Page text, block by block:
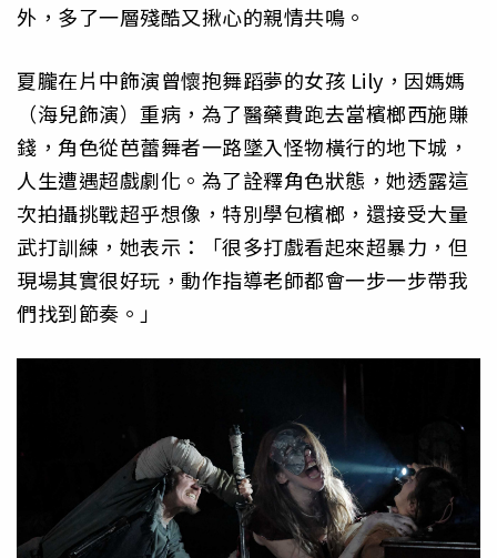
外，多了一層殘酷又揪心的親情共鳴。
夏朧在片中飾演曾懷抱舞蹈夢的女孩 Lily，因媽媽
（海兒飾演）重病，為了醫藥費跑去當檳榔西施賺
錢，角色從芭蕾舞者一路墜入怪物橫行的地下城，
人生遭遇超戲劇化。為了詮釋角色狀態，她透露這
次拍攝挑戰超乎想像，特別學包檳榔，還接受大量
武打訓練，她表示：「很多打戲看起來超暴力，但
現場其實很好玩，動作指導老師都會一步一步帶我
們找到節奏。」